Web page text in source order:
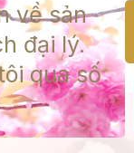
về sản
đại lý.
qua số